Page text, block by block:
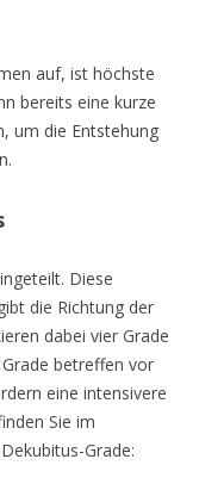
auf, ist höchste
bereits eine kurze
um die Entstehung
Diese
die Richtung der
dabei vier Grade
betreffen vor
eine intensivere
Sie im
Grade: